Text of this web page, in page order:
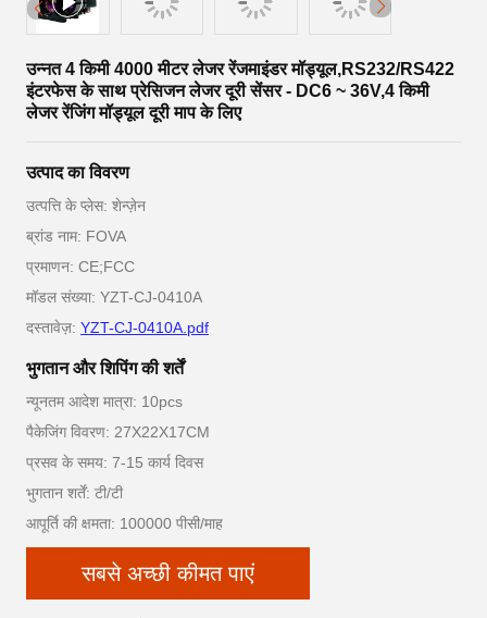
उन्नत 4 किमी 4000 मीटर लेजर रेंजमाइंडर मॉड्यूल,RS232/RS422
इंटरफेस के साथ प्रेसिजन लेजर दूरी सेंसर - DC6 ~ 36V,4 किमी
लेजर रेंजिंग मॉड्यूल दूरी माप के लिए
उत्पाद का विवरण
उत्पत्ति के प्लेस: शेन्ज़ेन
ब्रांड नाम: FOVA
प्रमाणन: CE;FCC
मॉडल संख्या: YZT-CJ-0410A
दस्तावेज़: YZT-CJ-0410A.pdf
भुगतान और शिपिंग की शर्तें
न्यूनतम आदेश मात्रा: 10pcs
पैकेजिंग विवरण: 27X22X17CM
प्रसव के समय: 7-15 कार्य दिवस
भुगतान शर्तें: टी/टी
आपूर्ति की क्षमता: 100000 पीसी/माह
सबसे अच्छी कीमत पाएं